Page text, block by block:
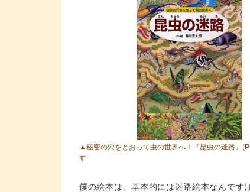
▲秘密の穴をとおって虫の世界へ！ 『昆虫の迷路』
す
僕の絵本は、基本的には迷路絵本なんです